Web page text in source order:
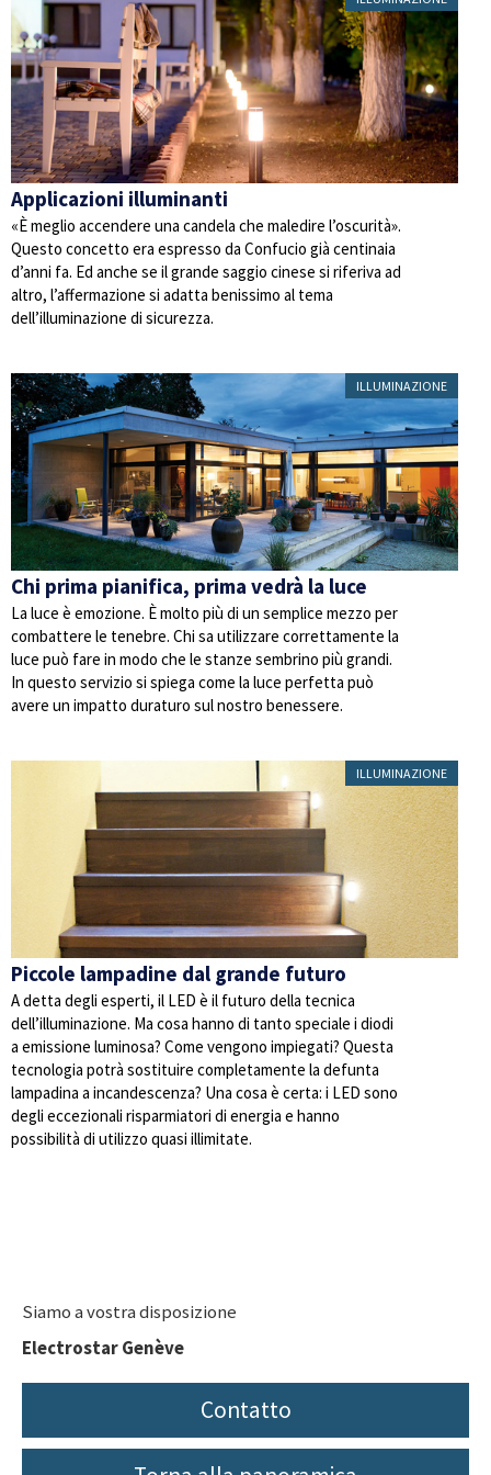
Applicazioni illuminanti
«È meglio accendere una candela che maledire l’oscurità».
Questo concetto era espresso da Confucio già centinaia
d’anni fa. Ed anche se il grande saggio cinese si riferiva ad
altro, l’affermazione si adatta benissimo al tema
dell’illuminazione di sicurezza.
ILLUMINAZIONE
Chi prima pianifica, prima vedrà la luce
La luce è emozione. È molto più di un semplice mezzo per
combattere le tenebre. Chi sa utilizzare correttamente la
luce può fare in modo che le stanze sembrino più grandi.
In questo servizio si spiega come la luce perfetta può
avere un impatto duraturo sul nostro benessere.
ILLUMINAZIONE
Piccole lampadine dal grande futuro
A detta degli esperti, il LED è il futuro della tecnica
dell’illuminazione. Ma cosa hanno di tanto speciale i diodi
a emissione luminosa? Come vengono impiegati? Questa
tecnologia potrà sostituire completamente la defunta
lampadina a incandescenza? Una cosa è certa: i LED sono
degli eccezionali risparmiatori di energia e hanno
possibilità di utilizzo quasi illimitate.
Siamo a vostra disposizione
Electrostar Genève
Contatto